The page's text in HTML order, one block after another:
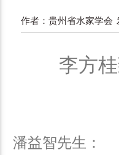
作者：贵州省水家学
李方
潘益智先生：